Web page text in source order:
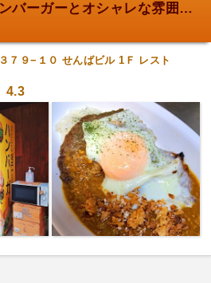
八幡浜・絶品ハンバーガーとオシャレな雰囲気。
３７９−１０ せんばビル 1Ｆ レスト
4.3